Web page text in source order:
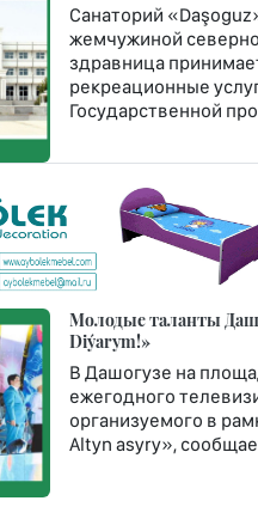
Санаторий
жемчужиной
здравница
рекреационные
Государственной
Молодые таланты
Diýarym!»
В Дашогузе на
ежегодного
организуемого в
Altyn asyry»,